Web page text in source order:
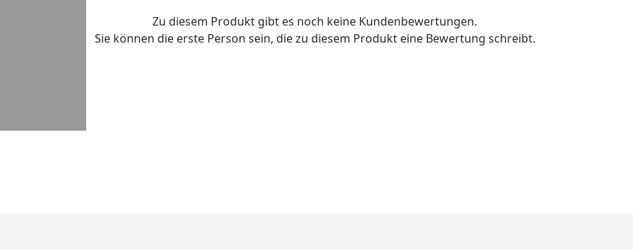
Zu diesem Produkt gibt es noch keine Kundenbewertungen.
Sie können die erste Person sein, die zu diesem Produkt eine Bewertung schreibt.